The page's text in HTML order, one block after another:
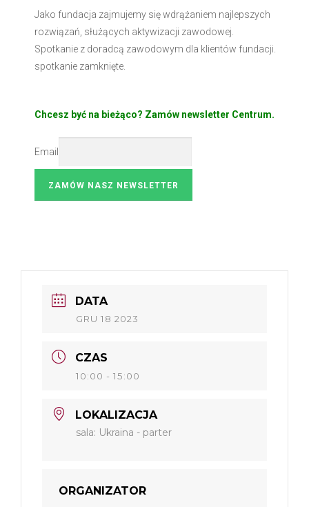
Jako fundacja zajmujemy się wdrążaniem najlepszych
rozwiązań, służących aktywizacji zawodowej.
Spotkanie z doradcą zawodowym dla klientów fundacji.
spotkanie zamknięte.
Chcesz być na bieżąco? Zamów newsletter Centrum.
Email
DATA
GRU 18 2023
CZAS
10:00 - 15:00
LOKALIZACJA
sala: Ukraina - parter
ORGANIZATOR